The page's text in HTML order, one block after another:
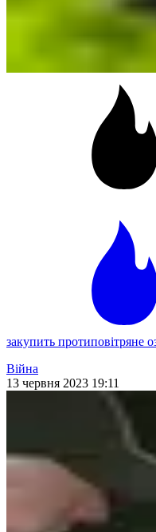
закупить протиповітряне
Війна
13 червня 2023 19:11